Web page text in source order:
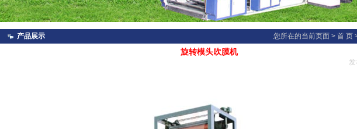
您所在的当前页面 > 首 页
产品展示
旋转模头吹膜机